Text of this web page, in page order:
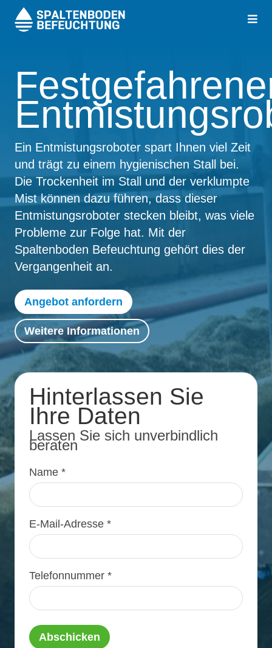
Ein Entmistungsroboter spart Ihnen viel Zeit
und trägt zu einem hygienischen Stall bei.
Die Trockenheit im Stall und der verklumpte
Mist können dazu führen, dass dieser
Entmistungsroboter stecken bleibt, was viele
Probleme zur Folge hat. Mit der
Spaltenboden Befeuchtung gehört dies der
Vergangenheit an.
Angebot anfordern
Weitere Informationen
Hinterlassen Sie
Ihre Daten
Lassen Sie sich unverbindlich
beraten
Name *
E-Mail-Adresse *
Telefonnummer *
Abschicken